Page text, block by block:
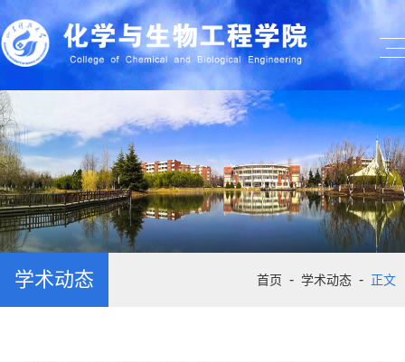
学术动态 首页 - 学术动态 - 正文